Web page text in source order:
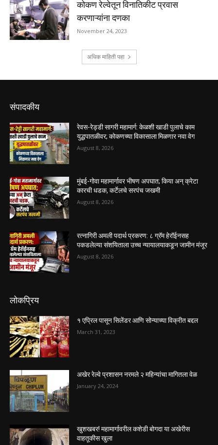
संपादकीय
रेवस-रेड्डी सागरी महामार्ग: केळशी खाडी पुलाचे काम
युद्धपातळीवर; कोकणच्या विकासाला मिळणार नवा वेग
August 8, 2026
मुंबई-गोवा महामार्गावर भीषण अपघात; किया अन् क्रेटा
कारची धडक, कर्टेलचे सरपंच जखमी
August 8, 2026
रत्नागिरी अमली पदार्थ प्रकरण: ८ ग्रॅम हेरॉईनसह
पकडलेल्या संशयिताला उच्च न्यायालयाकडून जामीन मंजूर
August 8, 2026
लोकप्रिय
१ एप्रिल पासून सिलेंडर आणि सोन्याच्या विक्रीत बद्दल
March 31, 2023
अखेर रेल्वे प्रशासन नरमले २ महिन्यांचा मागितला वेळ
January 24, 2024
खुशखबर! महामार्गावरील कशेडी बोगदा या अखेरीस
वाहतूकीस खुला